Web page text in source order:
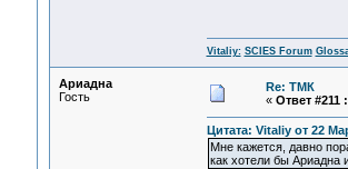
Vitaliy: SCIES Forum
Ариадна
Гость
Re: ТМК
« Ответ #211 :
Цитата: Vitaliy от 22
Мне кажется, давно
как хотели бы Ариадна